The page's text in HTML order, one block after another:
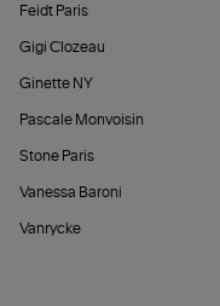
Feidt Paris
Gigi Clozeau
Ginette NY
Pascale Monvoisin
Stone Paris
Vanessa Baroni
Vanrycke